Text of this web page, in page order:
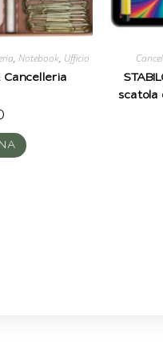
, Notebook, Ufficio